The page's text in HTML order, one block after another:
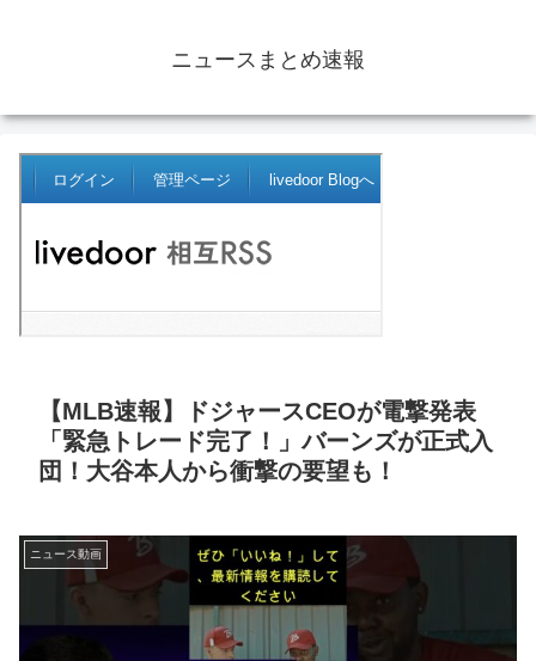
ニュースまとめ速報
【MLB速報】ドジャースCEOが電撃発表
「緊急トレード完了！」バーンズが正式入
団！大谷本人から衝撃の要望も！
ニュース動画